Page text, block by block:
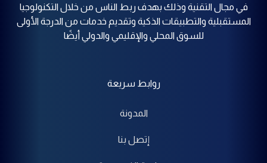
في مجال التقنية وذلك بهدف ربط الناس من خلال التكنولوجيا
المستقبلية والتطبيقات الذكية وتقديم خدمات من الدرجة الأولى
للسوق المحلي والإقليمي والدولي أيضًا
روابط سريعة
المدونة
إتصل بنا